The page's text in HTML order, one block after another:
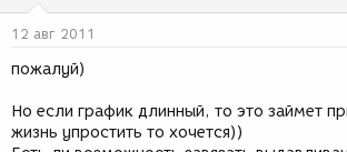
12 авг 2011
пожалуй)
Но если график длинный, то это займет
жизнь упростить то хочется))